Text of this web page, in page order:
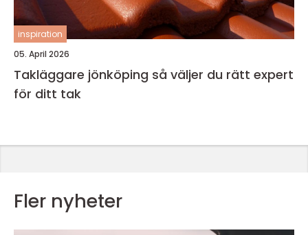
inspiration
05. April 2026
Takläggare jönköping så väljer du rätt expert
för ditt tak
Fler nyheter